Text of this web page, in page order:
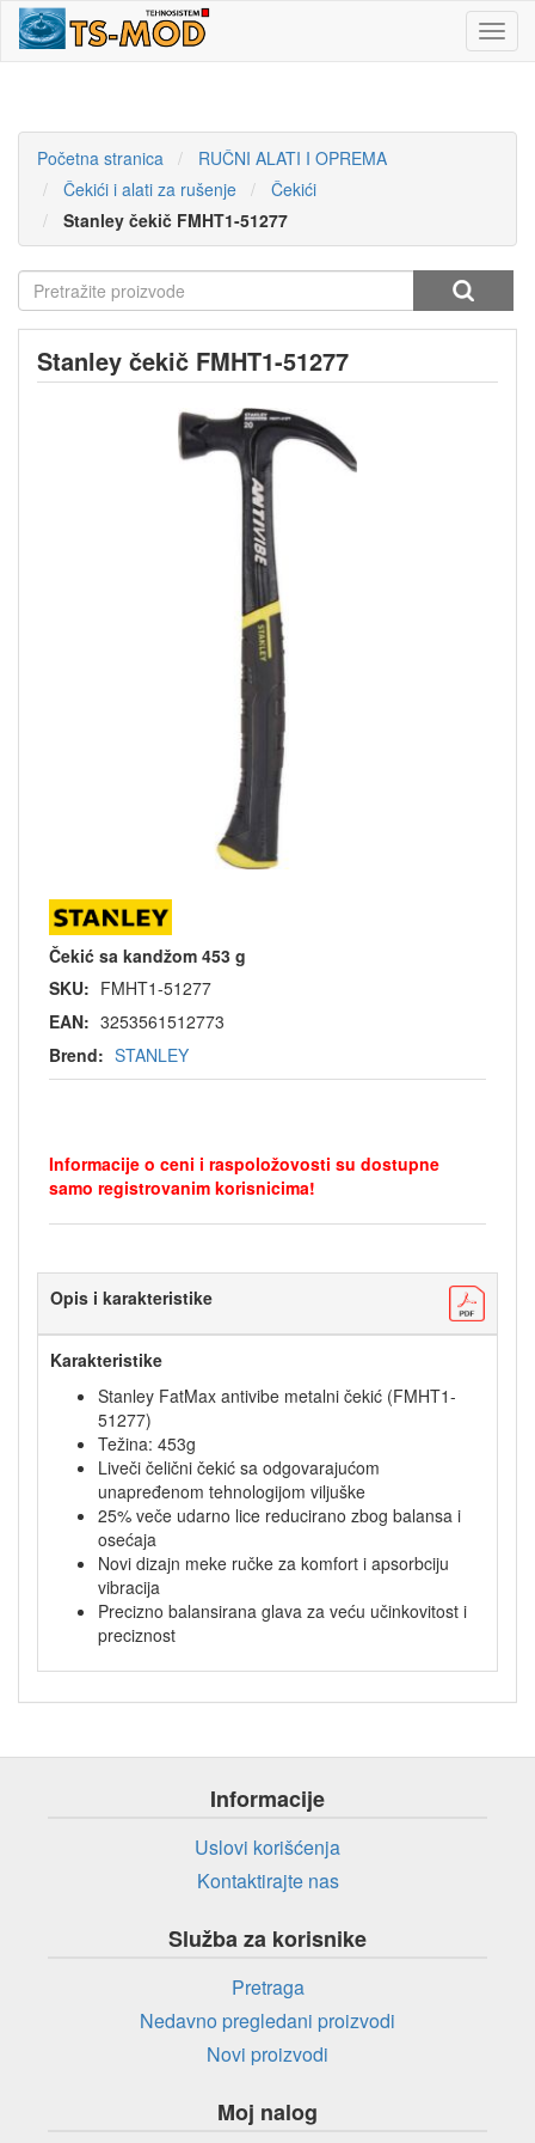
Početna stranica
RUČNI ALATI I OPREMA
Čekići i alati za rušenje
Čekići
Stanley čekič FMHT1-51277
Stanley čekič FMHT1-51277
Čekić sa kandžom 453 g
SKU: FMHT1-51277
EAN: 3253561512773
Brend: STANLEY
Informacije o ceni i raspoložovosti su dostupne
samo registrovanim korisnicima!
Opis i karakteristike
Karakteristike
Stanley FatMax antivibe metalni čekić (FMHT1-
51277)
Težina: 453g
Liveči čelični čekić sa odgovarajućom
unapređenom tehnologijom viljuške
25% veče udarno lice reducirano zbog balansa i
osećaja
Novi dizajn meke ručke za komfort i apsorbciju
vibracija
Precizno balansirana glava za veću učinkovitost i
preciznost
Informacije
Uslovi korišćenja
Kontaktirajte nas
Služba za korisnike
Pretraga
Nedavno pregledani proizvodi
Novi proizvodi
Moj nalog